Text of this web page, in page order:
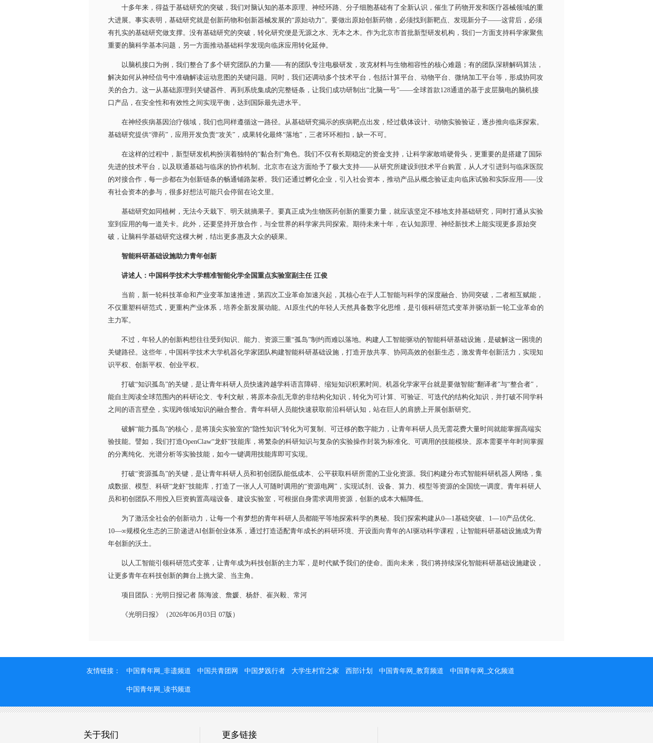
十多年来，得益于基础研究的突破，我们对脑认知的基本原理、神经环路、分子细胞基础有了全新认识，催生了药物开发和医疗器械领域的重
大进展。事实表明，基础研究就是创新药物和创新器械发展的“原始动力”。要做出原始创新药物，必须找到新靶点、发现新分子——这背后，必须
有扎实的基础研究做支撑。没有基础研究的突破，转化研究便是无源之水、无本之木。作为北京市首批新型研发机构，我们一方面支持科学家聚焦
重要的脑科学基本问题，另一方面推动基础科学发现向临床应用转化延伸。
以脑机接口为例，我们整合了多个研究团队的力量——有的团队专注电极研发，攻克材料与生物相容性的核心难题；有的团队深耕解码算法，
解决如何从神经信号中准确解读运动意图的关键问题。同时，我们还调动多个技术平台，包括计算平台、动物平台、微纳加工平台等，形成协同攻
关的合力。这一从基础原理到关键器件、再到系统集成的完整链条，让我们成功研制出“北脑一号”——全球首款128通道的基于皮层脑电的脑机接
口产品，在安全性和有效性之间实现平衡，达到国际最先进水平。
在神经疾病基因治疗领域，我们也同样遵循这一路径。从基础研究揭示的疾病靶点出发，经过载体设计、动物实验验证，逐步推向临床探索。
基础研究提供“弹药”，应用开发负责“攻关”，成果转化最终“落地”，三者环环相扣，缺一不可。
在这样的过程中，新型研发机构扮演着独特的“黏合剂”角色。我们不仅有长期稳定的资金支持，让科学家敢啃硬骨头，更重要的是搭建了国际
先进的技术平台，以及联通基础与临床的协作机制。北京市在这方面给予了极大支持——从研究所建设到技术平台购置，从人才引进到与临床医院
的对接合作，每一步都在为创新链条的畅通铺路架桥。我们还通过孵化企业，引入社会资本，推动产品从概念验证走向临床试验和实际应用——没
有社会资本的参与，很多好想法可能只会停留在论文里。
基础研究如同植树，无法今天栽下、明天就摘果子。要真正成为生物医药创新的重要力量，就应该坚定不移地支持基础研究，同时打通从实验
室到应用的每一道关卡。此外，还要坚持开放合作，与全世界的科学家共同探索。期待未来十年，在认知原理、神经新技术上能实现更多原始突
破，让脑科学基础研究这棵大树，结出更多惠及大众的硕果。
智能科研基础设施助力青年创新
讲述人：中国科学技术大学精准智能化学全国重点实验室副主任 江俊
当前，新一轮科技革命和产业变革加速推进，第四次工业革命加速兴起，其核心在于人工智能与科学的深度融合、协同突破，二者相互赋能，
不仅重塑科研范式，更重构产业体系，培养全新发展动能。AI原生代的年轻人天然具备数字化思维，是引领科研范式变革并驱动新一轮工业革命的
主力军。
不过，年轻人的创新构想往往受到知识、能力、资源三重“孤岛”制约而难以落地。构建人工智能驱动的智能科研基础设施，是破解这一困境的
关键路径。这些年，中国科学技术大学机器化学家团队构建智能科研基础设施，打造开放共享、协同高效的创新生态，激发青年创新活力，实现知
识平权、创新平权、创业平权。
打破“知识孤岛”的关键，是让青年科研人员快速跨越学科语言障碍、缩短知识积累时间。机器化学家平台就是要做智能“翻译者”与“整合者”，
能自主阅读全球范围内的科研论文、专利文献，将原本杂乱无章的非结构化知识，转化为可计算、可验证、可迭代的结构化知识，并打破不同学科
之间的语言壁垒，实现跨领域知识的融合整合。青年科研人员能快速获取前沿科研认知，站在巨人的肩膀上开展创新研究。
破解“能力孤岛”的核心，是将顶尖实验室的“隐性知识”转化为可复制、可迁移的数字能力，让青年科研人员无需花费大量时间就能掌握高端实
验技能。譬如，我们打造OpenClaw“龙虾”技能库，将繁杂的科研知识与复杂的实验操作封装为标准化、可调用的技能模块。原本需要半年时间掌握
的分离纯化、光谱分析等实验技能，如今一键调用技能库即可实现。
打破“资源孤岛”的关键，是让青年科研人员和初创团队能低成本、公平获取科研所需的工业化资源。我们构建分布式智能科研机器人网络，集
成数据、模型、科研“龙虾”技能库，打造了一张人人可随时调用的“资源电网”，实现试剂、设备、算力、模型等资源的全国统一调度。青年科研人
员和初创团队不用投入巨资购置高端设备、建设实验室，可根据自身需求调用资源，创新的成本大幅降低。
为了激活全社会的创新动力，让每一个有梦想的青年科研人员都能平等地探索科学的奥秘。我们探索构建从0—1基础突破、1—10产品优化、
10—∞规模化生态的三阶递进AI创新创业体系，通过打造适配青年成长的科研环境、开设面向青年的AI驱动科学课程，让智能科研基础设施成为青
年创新的沃土。
以人工智能引领科研范式变革，让青年成为科技创新的主力军，是时代赋予我们的使命。面向未来，我们将持续深化智能科研基础设施建设，
让更多青年在科技创新的舞台上挑大梁、当主角。
项目团队：光明日报记者 陈海波、詹媛、杨舒、崔兴毅、常河
《光明日报》（2026年06月03日 07版）
友情链接： 中国青年网_非遗频道 中国共青团网 中国梦践行者 大学生村官之家 西部计划 中国青年网_教育频道 中国青年网_文化频道
中国青年网_读书频道
关于我们 更多链接